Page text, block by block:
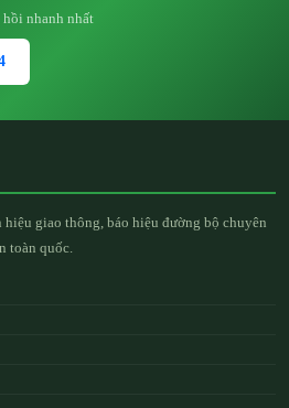
nhanh nhất
giao thông, báo hiệu đường bộ chuyên
toàn quốc.